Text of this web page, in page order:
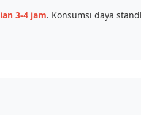
3-4 jam. Konsumsi daya